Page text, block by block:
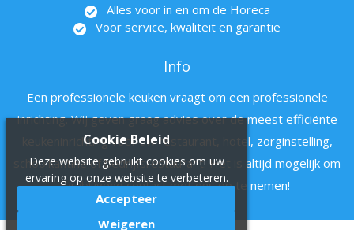
Alles voor in en om de Horeca
Voor service, kwaliteit en garantie
Info
Een professionele keuken vraagt om een professionele
inrichting. Wij geven graag advies over de meest efficiënte
keukeninrichting voor uw restaurant, hotel, zorginstelling,
schoolkantine of bedrijfsrestaurant. Het is altijd mogelijk om
vrijblijvend contact met ons op te nemen!
Cookie Beleid
Deze website gebruikt cookies om uw
ervaring op onze website te verbeteren.
Accepteer
Weigeren